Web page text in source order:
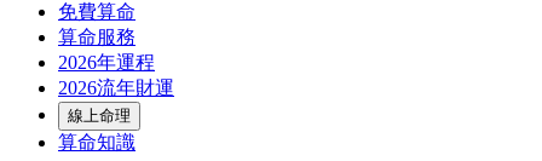
免費算命
算命服務
2026年運程
2026流年財運
線上命理
算命知識